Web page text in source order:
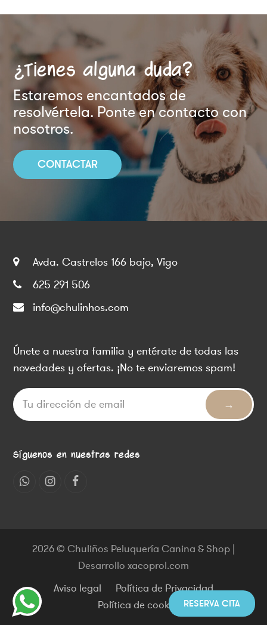
¿Tienes alguna duda?
Estaremos encantados de
resolvértela. Ponte en contacto con
nosotros.
CONTACTAR
Avda. Castrelos 166 bajo, Vigo
625 291 506
info@chulinhos.com
Únete a nuestra familia y entérate de todas las
novedades y ofertas. ¡No te enviaremos spam!
Síguenos en nuestras redes
Whatsapp
InstagramFacebook
2026 © Chuliños Peluquería Canina & Shop |
Desarrollo xacoprol.com
Aviso legal
Política de Privacidad
Política de cookies
RESERVA CITA